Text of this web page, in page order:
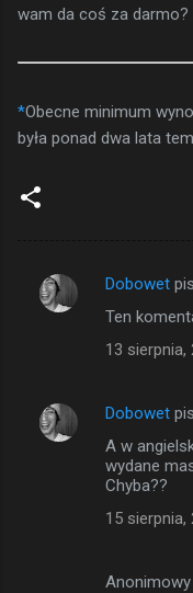
wam da coś za darmo?
*Obecne minimum
była ponad dwa lata
K
n
Dobowet
Ten
13 sierpnia,
Dobowet
A w
wydane
Chyba??
15 sierpnia,
Anonimowy